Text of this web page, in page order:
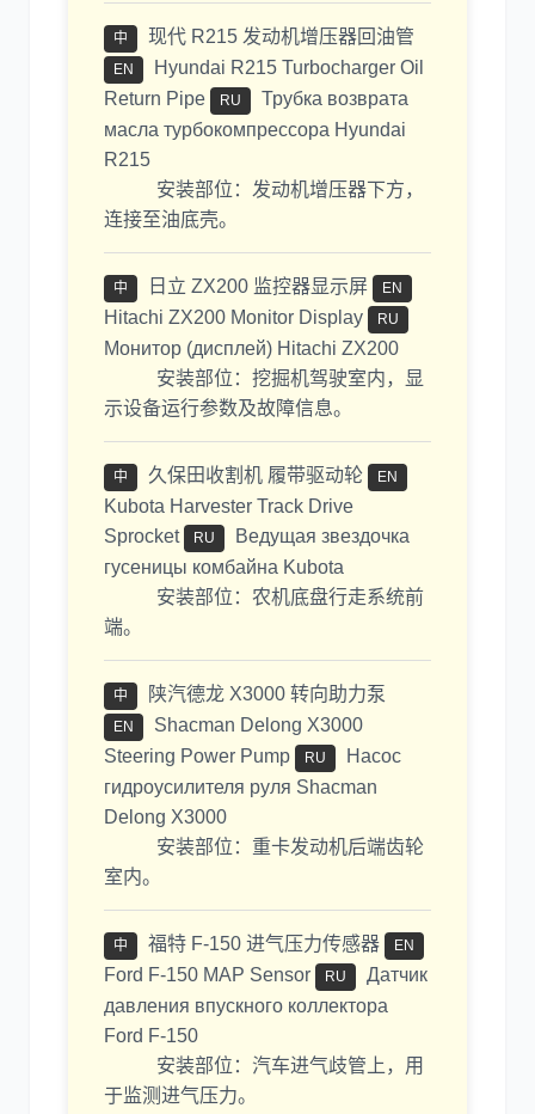
中 现代 R215 发动机增压器回油管
EN
Hyundai R215 Turbocharger Oil
Return Pipe
RU
Трубка возврата
масла турбокомпрессора Hyundai
R215
安装部位：发动机增压器下方，
连接至油底壳。
中 日立 ZX200 监控器显示屏 EN
Hitachi ZX200 Monitor Display RU
Монитор (дисплей) Hitachi ZX200
安装部位：挖掘机驾驶室内，显
示设备运行参数及故障信息。
中 久保田收割机 履带驱动轮 EN
Kubota Harvester Track Drive
Sprocket
RU
Ведущая звездочка
гусеницы комбайна Kubota
安装部位：农机底盘行走系统前
端。
中 陕汽德龙 X3000 转向助力泵
EN
Shacman Delong X3000
Steering Power Pump
RU
Насос
гидроусилителя руля Shacman
Delong X3000
安装部位：重卡发动机后端齿轮
室内。
中 福特 F-150 进气压力传感器 EN
Ford F-150 MAP Sensor RU
Датчик
давления впускного коллектора
Ford F-150
安装部位：汽车进气歧管上，用
于监测进气压力。